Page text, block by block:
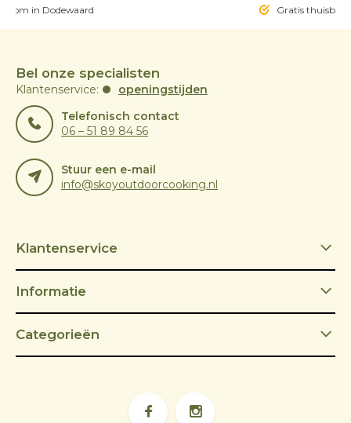
in Dodewaard Gratis
Bel onze specialisten
Klantenservice:
openingstijden
Telefonisch contact
06 – 51 89 84 56
Stuur een e-mail
info@skoyoutdoorcooking.nl
Klantenservice
Informatie
Categorieën